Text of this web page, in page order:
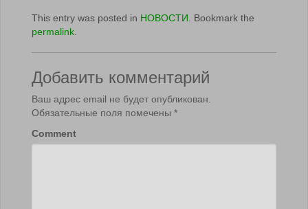
This entry was posted in НОВОСТИ . Bookmark the
permalink
Добавить комментарий
Ваш адрес email не будет опубликован.
Обязательные поля помечены *
Comment